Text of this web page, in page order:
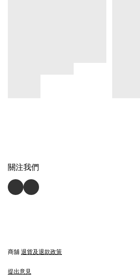
關注我們
商舖 退貨及退款政策
提出意見